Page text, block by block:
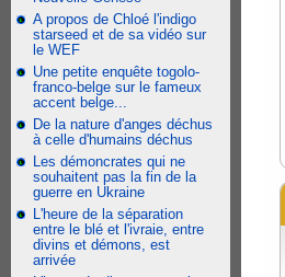
A propos de Chloé l'indigo
starseed et de sa vidéo sur
le WEF
Une petite enquête togolo-
franco-belge sur le fameux
accent belge...
De la nature d'anges déchus
à celle d'humains déchus
Les démoncrates qui ne
souhaitent pas la fin de la
guerre en Ukraine
L'heure de la séparation
entre le blé et l'ivraie, entre
divins et démons, est
arrivée